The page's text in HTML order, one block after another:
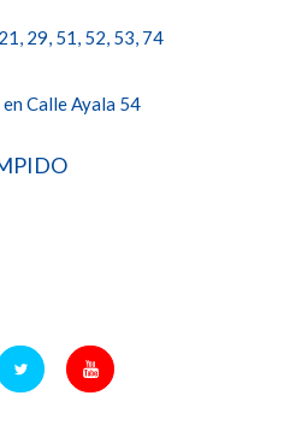
29, 51, 52, 53, 74
Calle Ayala 54